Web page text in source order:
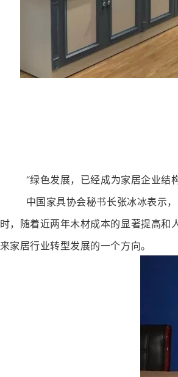
“绿色发展，已经成为家居企业结
中国家具协会秘书长张冰冰表示
时，随着近两年木材成本的显著提高和
来家居行业转型发展的一个方向。